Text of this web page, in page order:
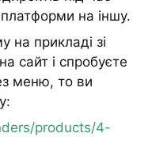
платформи на іншу.
на прикладі зі
сайт і спробуєте
меню, то ви
products/4-